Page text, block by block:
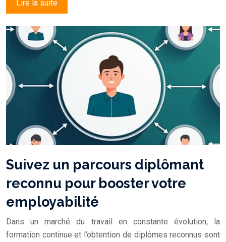
Lire la suite
Suivez un parcours diplômant
reconnu pour booster votre
employabilité
Dans un marché du travail en constante évolution, la
formation continue et l’obtention de diplômes reconnus sont